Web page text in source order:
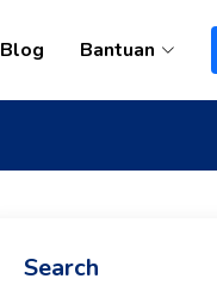
Blog Bantuan
Search